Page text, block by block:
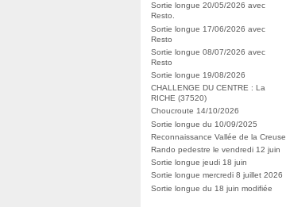
Sortie longue 20/05/2026 avec
Resto.
Sortie longue 17/06/2026 avec
Resto
Sortie longue 08/07/2026 avec
Resto
Sortie longue 19/08/2026
CHALLENGE DU CENTRE : La
RICHE (37520)
Choucroute 14/10/2026
Sortie longue du 10/09/2025
Reconnaissance Vallée de la Creuse
Rando pedestre le vendredi 12 juin
Sortie longue jeudi 18 juin
Sortie longue mercredi 8 juillet 2026
Sortie longue du 18 juin modifiée